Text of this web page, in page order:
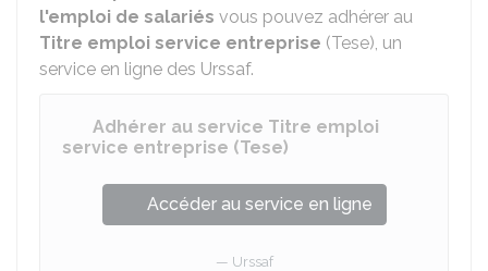
l'emploi de salariés vous pouvez adhérer au
Titre emploi service entreprise (Tese), un
service en ligne des Urssaf.
Adhérer au service Titre emploi
service entreprise (Tese)
Accéder au service en ligne
Urssaf